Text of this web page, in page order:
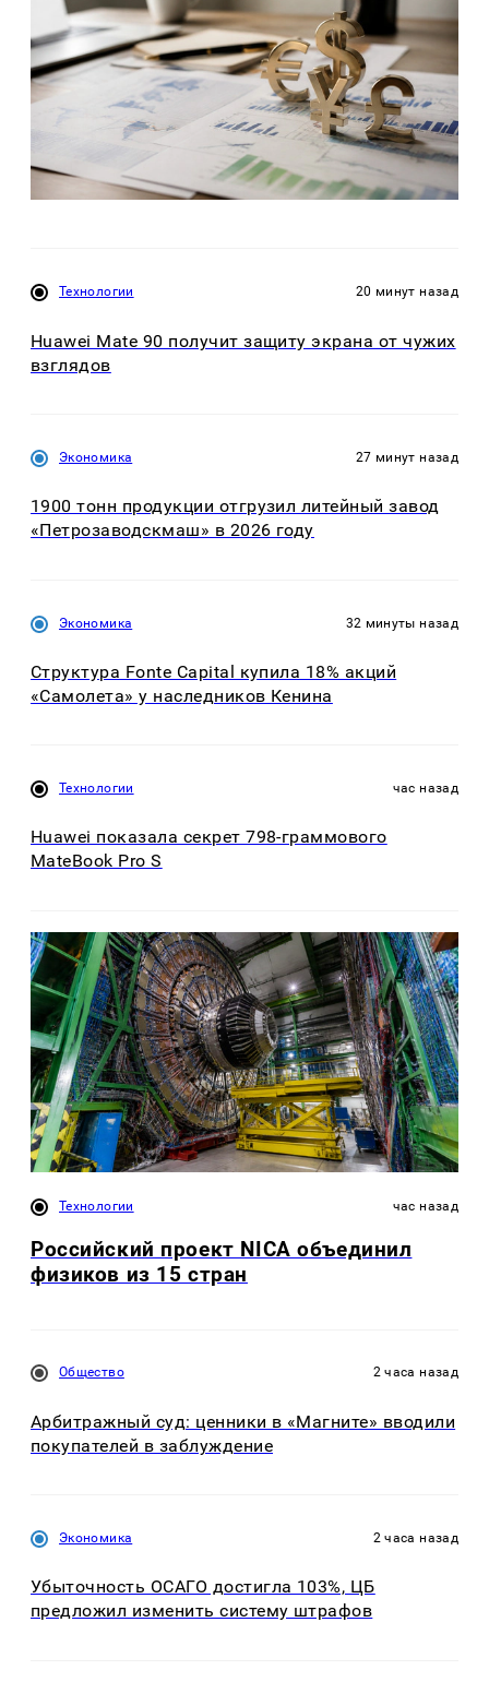
Технологии 20 минут назад
Huawei Mate 90 получит защиту экрана от чужих
взглядов
Экономика 27 минут назад
1900 тонн продукции отгрузил литейный завод
«Петрозаводскмаш» в 2026 году
Экономика 32 минуты назад
Структура Fonte Capital купила 18% акций
«Самолета» у наследников Кенина
Технологии час назад
Huawei показала секрет 798-граммового
MateBook Pro S
Технологии час назад
Российский проект NICA объединил
физиков из 15 стран
Общество 2 часа назад
Арбитражный суд: ценники в «Магните» вводили
покупателей в заблуждение
Экономика 2 часа назад
Убыточность ОСАГО достигла 103%, ЦБ
предложил изменить систему штрафов